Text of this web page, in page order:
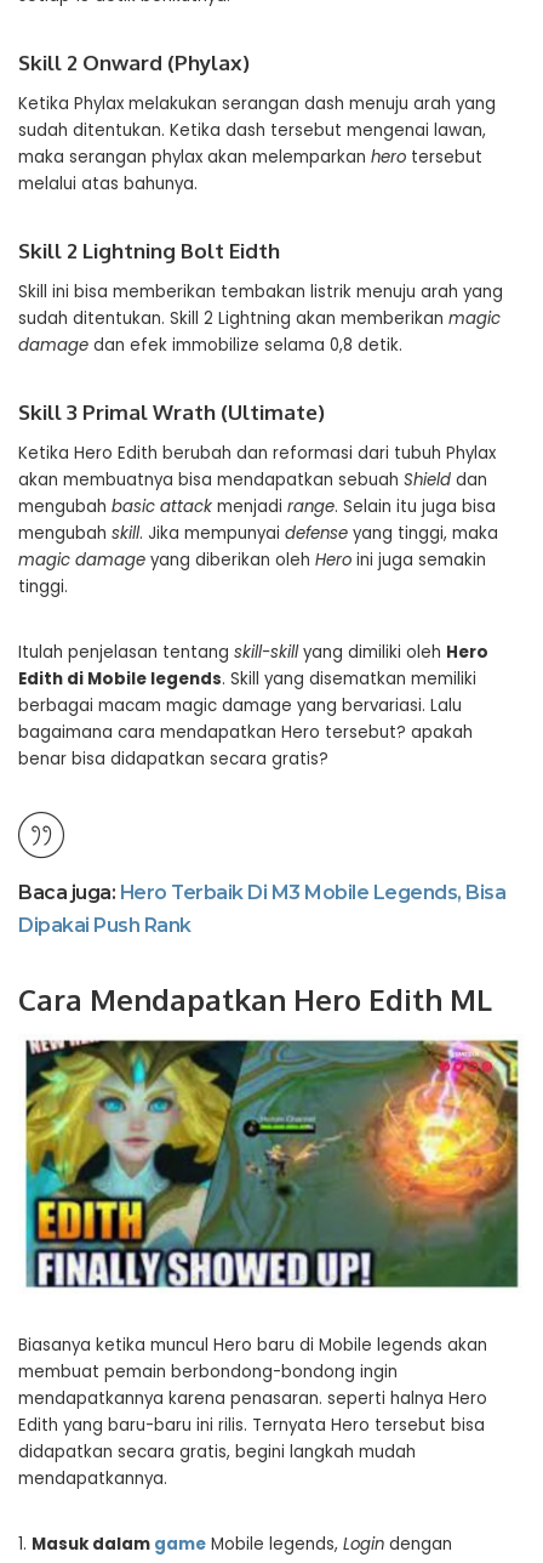
Skill 2 Onward (Phylax)
Ketika Phylax melakukan serangan dash menuju arah yang
sudah ditentukan. Ketika dash tersebut mengenai lawan,
maka serangan phylax akan melemparkan hero tersebut
melalui atas bahunya.
Skill 2 Lightning Bolt Eidth
Skill ini bisa memberikan tembakan listrik menuju arah yang
sudah ditentukan. Skill 2 Lightning akan memberikan magic
damage dan efek immobilize selama 0,8 detik.
Skill 3 Primal Wrath (Ultimate)
Ketika Hero Edith berubah dan reformasi dari tubuh Phylax
akan membuatnya bisa mendapatkan sebuah Shield dan
mengubah basic attack menjadi range. Selain itu juga bisa
mengubah skill. Jika mempunyai defense yang tinggi, maka
magic damage yang diberikan oleh Hero ini juga semakin
tinggi.
Itulah penjelasan tentang skill-skillyang dimiliki oleh Hero
Edith di Mobile legends. Skill yang disematkan memiliki
berbagai macam magic damage yang bervariasi. Lalu
bagaimana cara mendapatkan Hero tersebut? apakah
benar bisa didapatkan secara gratis?
Baca juga: Hero Terbaik Di M3 Mobile Legends, Bisa
Dipakai Push Rank
Cara Mendapatkan Hero Edith ML
Biasanya ketika muncul Hero baru di Mobile legends akan
membuat pemain berbondong-bondong ingin
mendapatkannya karena penasaran. seperti halnya Hero
Edith yang baru-baru ini rilis. Ternyata Hero tersebut bisa
didapatkan secara gratis, begini langkah mudah
mendapatkannya.
1. Masuk dalam game Mobile legends, Login dengan